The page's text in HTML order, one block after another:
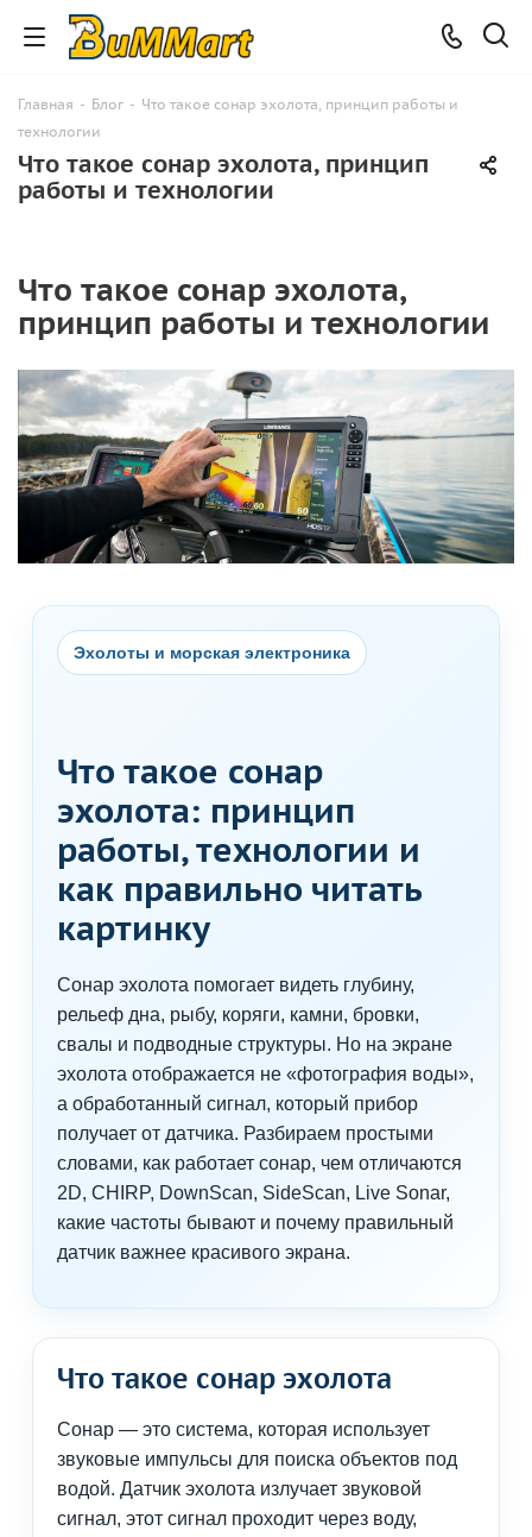
Главная - Блог - Что такое сонар эхолота, принцип работы и
технологии
Что такое сонар эхолота, принцип
работы и технологии
Что такое сонар эхолота,
принцип работы и технологии
Эхолоты и морская электроника
Что такое сонар
эхолота: принцип
работы, технологии и
как правильно читать
картинку
Сонар эхолота помогает видеть глубину,
рельеф дна, рыбу, коряги, камни, бровки,
свалы и подводные структуры. Но на экране
эхолота отображается не «фотография воды»,
а обработанный сигнал, который прибор
получает от датчика. Разбираем простыми
словами, как работает сонар, чем отличаются
2D, CHIRP, DownScan, SideScan, Live Sonar,
какие частоты бывают и почему правильный
датчик важнее красивого экрана.
Что такое сонар эхолота
Сонар — это система, которая использует
звуковые импульсы для поиска объектов под
водой. Датчик эхолота излучает звуковой
сигнал, этот сигнал проходит через воду,